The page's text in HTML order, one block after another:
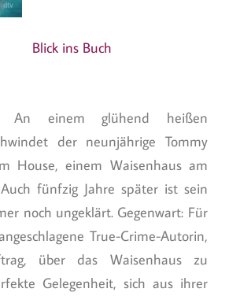
Blick ins Buch
An einem glühend heißen
der neunjährige Tommy
House, einem Waisenhaus am
fünfzig Jahre später ist sein
noch ungeklärt. Gegenwart: Für
True-Crime-Autorin,
über das Waisenhaus zu
Gelegenheit, sich aus ihrer